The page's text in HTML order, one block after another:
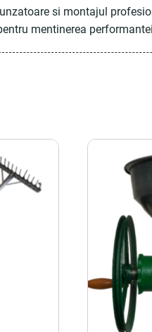
si montajul
mentinerea performantei